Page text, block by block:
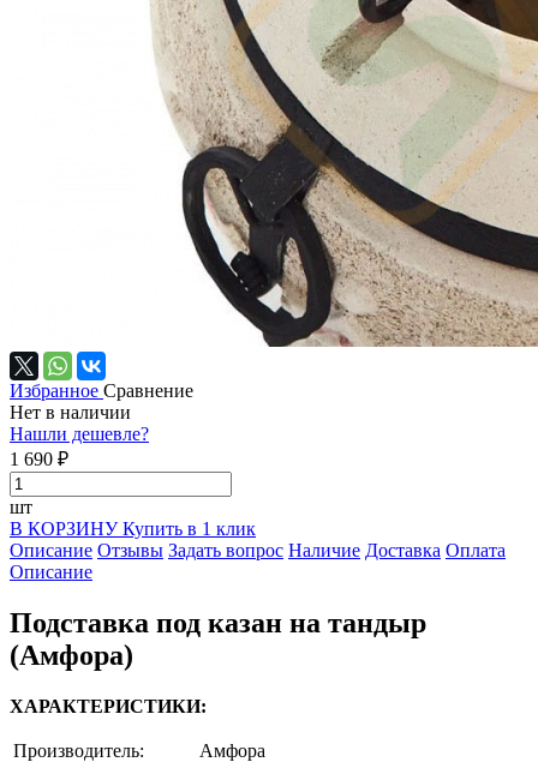
Избранное Сравнение
Нет в наличии
Нашли дешевле?
1 690 ₽
шт
В КОРЗИНУКупить в 1 клик
Описание Отзывы Задать вопрос Наличие Доставка Оплата
Описание
Подставка под казан на тандыр
(Амфора)
ХАРАКТЕРИСТИКИ:
Производитель:
Амфора